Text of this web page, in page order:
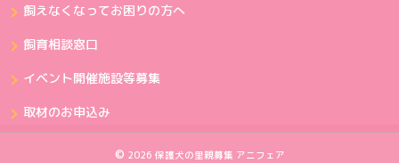
飼えなくなってお困りの方へ
飼育相談窓口
イベント開催施設等募集
取材のお申込み
© 2026 保護犬の里親募集 アニフェア